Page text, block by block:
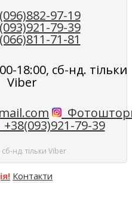
97-19
79-39
71-81
18:00, сб-нд. тільки
Viber
79-39
нд. тільки Viber
Контакти